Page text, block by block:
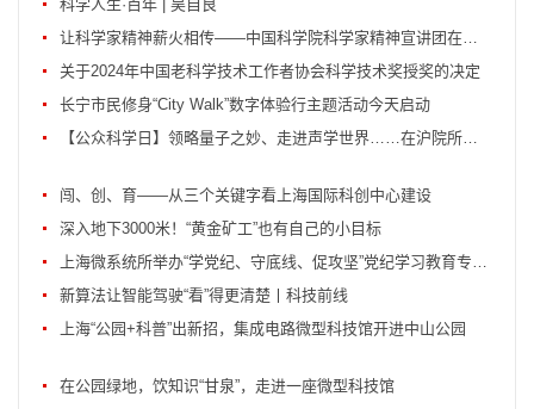
科学人生·百年 | 吴自良
让科学家精神薪火相传——中国科学院科学家精神宣讲团在上海开讲
关于2024年中国老科学技术工作者协会科学技术奖授奖的决定
长宁市民修身“City Walk”数字体验行主题活动今天启动
【公众科学日】领略量子之妙、走进声学世界……在沪院所共赏科学之奇
闯、创、育——从三个关键字看上海国际科创中心建设
深入地下3000米！“黄金矿工”也有自己的小目标
上海微系统所举办“学党纪、守底线、促攻坚”党纪学习教育专题报告会
新算法让智能驾驶“看”得更清楚丨科技前线
上海“公园+科普”出新招，集成电路微型科技馆开进中山公园
在公园绿地，饮知识“甘泉”，走进一座微型科技馆